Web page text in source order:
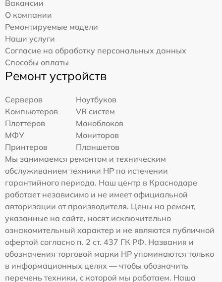
Вакансии
О компании
Ремонтируемые модели
Наши услуги
Согласие на обработку персональных данных
Способы оплаты
Ремонт устройств
Серверов
Ноутбуков
Компьютеров
VR систем
Плоттеров
Моноблоков
МФУ
Мониторов
Принтеров
Планшетов
Мы занимаемся ремонтом и техническим
обслуживанием техники HP по истечении
гарантийного периода. Наш центр в Краснодаре
работает независимо и не имеет официальной
авторизации от производителя. Цены на ремонт,
указанные на сайте, носят исключительно
ознакомительный характер и не являются публичной
офертой согласно п. 2 ст. 437 ГК РФ. Названия и
обозначения торговой марки HP упоминаются только
в информационных целях — чтобы обозначить
перечень техники, с которой мы работаем. Наша